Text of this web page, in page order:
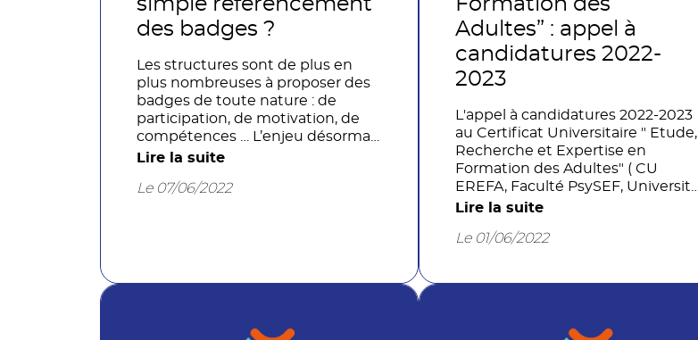
simple référencement
des badges ?
Les structures sont de plus en
plus nombreuses à proposer des
badges de toute nature : de
participation, de motivation, de
compétences … L’enjeu désormais
: identifier les badges porteurs de
l’écosystème, donner de la
Lire la suite
Le 07/06/2022
Formation des
Adultes” : appel à
candidatures 2022-
2023
L'appel à candidatures 2022-2023
au Certificat Universitaire " Etude,
Recherche et Expertise en
Formation des Adultes" ( CU
EREFA, Faculté PsySEF, Université
de Lille) est lancé.
Lire la suite
Le 01/06/2022